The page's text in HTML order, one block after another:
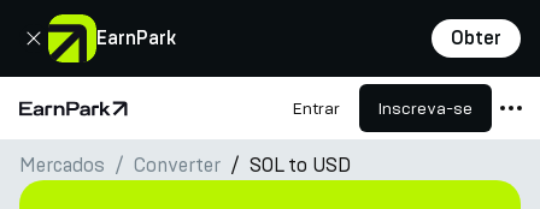
EarnPark Obter
Fechar
Página Inicial Entrar Inscreva-se
Produtos
Mercados Converter SOL to USD